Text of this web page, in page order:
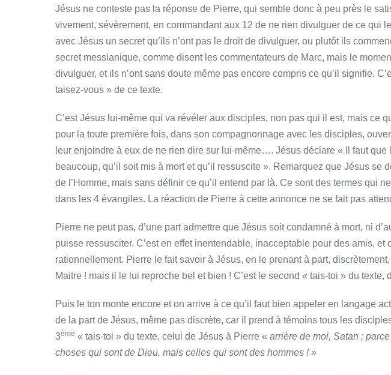
Jésus ne conteste pas la réponse de Pierre, qui semble donc à peu près le
vivement, sévèrement, en commandant aux 12 de ne rien divulguer de ce qui
avec Jésus un secret qu’ils n’ont pas le droit de divulguer, ou plutôt ils
secret messianique, comme disent les commentateurs de Marc, mais le
divulguer, et ils n’ont sans doute même pas encore compris ce qu’il signifie.
taisez-vous » de ce texte.
C’est Jésus lui-même qui va révéler aux disciples, non pas qui il est, mais ce
pour la toute première fois, dans son compagnonnage avec les disciples,
leur enjoindre à eux de ne rien dire sur lui-même…. Jésus déclare « Il faut que
beaucoup, qu’il soit mis à mort et qu’il ressuscite ». Remarquez que Jésus se
de l’Homme, mais sans définir ce qu’il entend par là. Ce sont des termes qui
dans les 4 évangiles. La réaction de Pierre à cette annonce ne se fait pas
Pierre ne peut pas, d’une part admettre que Jésus soit condamné à mort, ni
puisse ressusciter. C’est en effet inentendable, inacceptable pour des amis, et
rationnellement. Pierre le fait savoir à Jésus, en le prenant à part,
Maitre ! mais il le lui reproche bel et bien ! C’est le second « tais-toi » du texte,
Puis le ton monte encore et on arrive à ce qu’il faut bien appeler en langage
de la part de Jésus, même pas discrète, car il prend à témoins tous les
3ème « tais-toi » du texte, celui de Jésus à Pierre « arrière de moi, Satan ;
choses qui sont de Dieu, mais celles qui sont des hommes ! »